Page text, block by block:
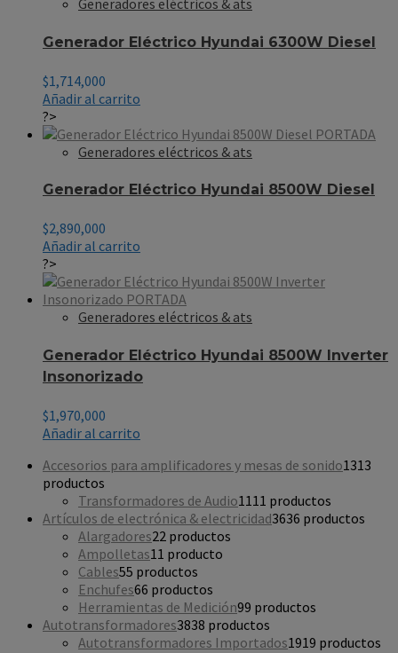
Generadores eléctricos & ats
Generador Eléctrico Hyundai 6300W Diesel
$1,714,000
Añadir al carrito
?>
Generadores eléctricos & ats
Generador Eléctrico Hyundai 8500W Diesel
$2,890,000
Añadir al carrito
?>
Generadores eléctricos & ats
Generador Eléctrico Hyundai 8500W Inverter
Insonorizado
$1,970,000
Añadir al carrito
Accesorios para amplificadores y mesas de sonido1313
productos
Transformadores de Audio11 11 productos
Artículos de electrónica & electricidad3636 productos
Alargadores22 productos
Ampolletas1 1 producto
Cables55 productos
Enchufes66 productos
Herramientas de Medición99 productos
Autotransformadores3838 productos
Autotransformadores Importados1919 productos